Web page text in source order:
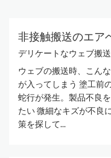
非接触搬送のエア
デリケートなウェブ搬
ウェブの搬送時、こん
が入ってしまう 塗工前
蛇行が発生。製品不良
たい 微細なキズが不良
策を探して...